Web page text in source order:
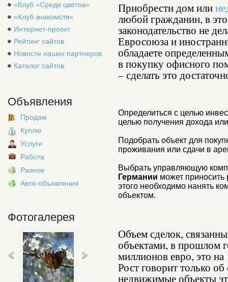
«Клуб «Среди цветов»
«Клуб знакомств»
Интернет-проект
Рейтинг сайтов
Новости наших партнеров
Каталог сайтов
Объявления
Продам
Куплю
Услуги
Работа
Разное
Авто-объявления
Фотогалерея
Приобрести дом или
любой гражданин, в
законодательство не
Евросоюза и
обладаете
в покупку офисного
– сделать это
Определиться с целью
целью получения дохода
Подобрать объект для
проживания или сдачи в
Выбрать управляющую
Германии может приносить
этого необходимо нанять
объектом.
Объем сделок,
объектами, в прошлом
миллионов евро, это
Рост говорит только
недвижимые объекты